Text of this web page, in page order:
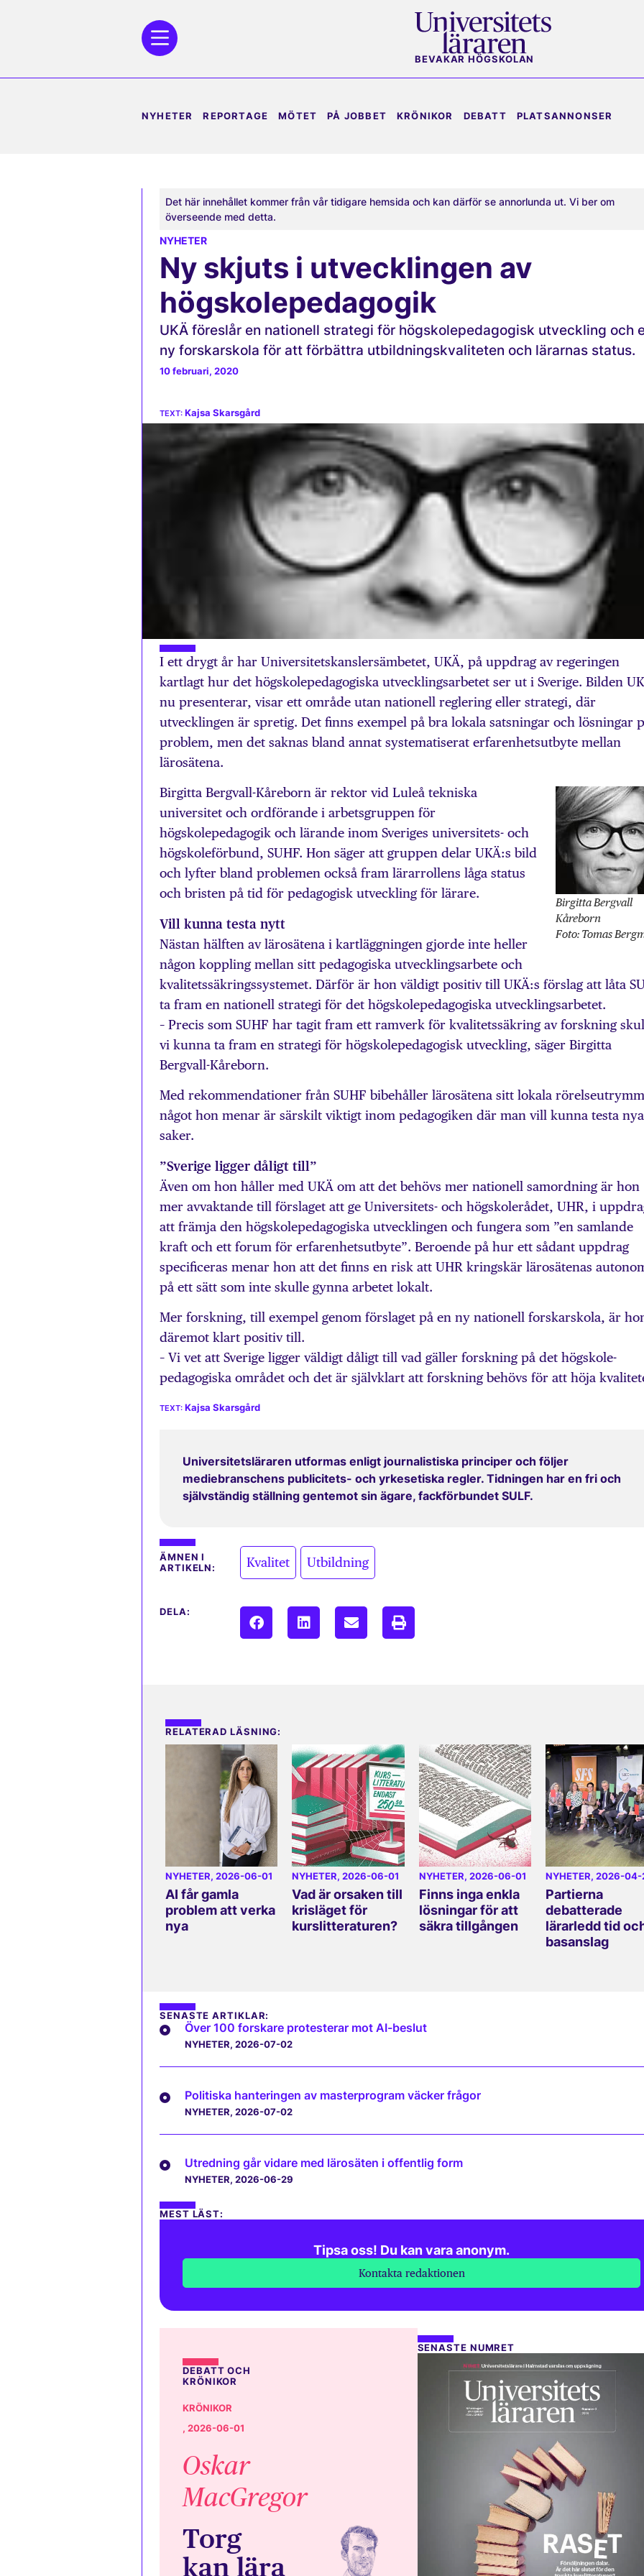
BEVAKAR HÖGSKOLAN
NYHETER REPORTAGE MÖTET PÅ JOBBET KRÖNIKOR DEBATT PLATSANNONSER
Det här innehållet kommer från vår tidigare hemsida och kan därför se annorlunda ut. Vi ber om
överseende med detta.
NYHETER
Ny skjuts i utvecklingen av
högskolepedagogik
UKÄ föreslår en nationell strategi för högskolepedagogisk utveckling och
ny forskarskola för att förbättra utbildningskvaliteten och lärarnas status.
10 februari, 2020
Kajsa Skarsgård
I ett drygt år har Universitetskanslersämbetet, UKÄ, på uppdrag av regeringen
kartlagt hur det högskolepedagogiska utvecklingsarbetet ser ut i Sverige. Bilden
nu presenterar, visar ett område utan nationell reglering eller strategi, där
utvecklingen är spretig. Det finns exempel på bra lokala satsningar och lösningar
problem, men det saknas bland annat systematiserat erfarenhetsutbyte mellan
lärosätena.
Birgitta Bergvall
Kåreborn
Foto: Tomas
Birgitta Bergvall-Kåreborn är rektor vid Luleå tekniska
universitet och ordförande i arbetsgruppen för
högskolepedagogik och lärande inom Sveriges universitets- och
högskoleförbund, SUHF. Hon säger att gruppen delar UKÄ:s bild
och lyfter bland problemen också fram lärarrollens låga status
och bristen på tid för pedagogisk utveckling för lärare.
Vill kunna testa nytt
Nästan hälften av lärosätena i kartläggningen gjorde inte heller
någon koppling mellan sitt pedagogiska utvecklingsarbete och
kvalitetssäkringssystemet. Därför är hon väldigt positiv till UKÄ:s förslag att låta
ta fram en nationell strategi för det högskolepedagogiska utvecklingsarbetet.
– Precis som SUHF har tagit fram ett ramverk för kvalitetssäkring av forskning
vi kunna ta fram en strategi för högskolepedagogisk utveckling, säger Birgitta
Bergvall-Kåreborn.
Med rekommendationer från SUHF bibehåller lärosätena sitt lokala
något hon menar är särskilt viktigt inom pedagogiken där man vill kunna testa nya
saker.
”Sverige ligger dåligt till”
Även om hon håller med UKÄ om att det behövs mer nationell samordning är hon
mer avvaktande till förslaget att ge Universitets- och högskole­rådet, UHR, i
att främja den högskolepedagogiska utvecklingen och fungera som ”en samlande
kraft och ett forum för erfarenhetsutbyte”. Beroende på hur ett sådant uppdrag
specificeras menar hon att det finns en risk att UHR kringskär lärosätenas
på ett sätt som inte skulle gynna arbetet lokalt.
Mer forskning, till exempel genom förslaget på en ny nationell forskarskola, är
där­emot klart positiv till.
– Vi vet att Sverige ligger väldigt dåligt till vad gäller forskning på det högskole­
pedagogiska området och det är självklart att forskning behövs för att höja
Kajsa Skarsgård
Universitetsläraren utformas enligt journalistiska principer och följer
mediebranschens publicitets- och yrkesetiska regler. Tidningen har en fri och
självständig ställning gentemot sin ägare, fackförbundet SULF.
ÄMNEN I
ARTIKELN:
Kvalitet Utbildning
DELA:
RELATERAD LÄSNING:
NYHETER, 2026-06-01
AI får gamla
problem att verka
nya
NYHETER, 2026-06-01
Vad är orsaken till
krisläget för
kurslitteraturen?
NYHETER, 2026-06-01
Finns inga enkla
lösningar för att
säkra tillgången
NYHETER, 2026-04-
Partierna
debatterade
lärarledd tid
basanslag
SENASTE ARTIKLAR:
Över 100 forskare protesterar mot AI-beslut
NYHETER, 2026-07-02
Politiska hanteringen av masterprogram väcker frågor
NYHETER, 2026-07-02
Utredning går vidare med lärosäten i offentlig form
NYHETER, 2026-06-29
MEST LÄST:
Tipsa oss! Du kan vara anonym.
Kontakta redaktionen
DEBATT OCH
KRÖNIKOR
KRÖNIKOR
, 2026-06-01
Oskar
MacGregor
Torg
kan lära
SENASTE NUMRET